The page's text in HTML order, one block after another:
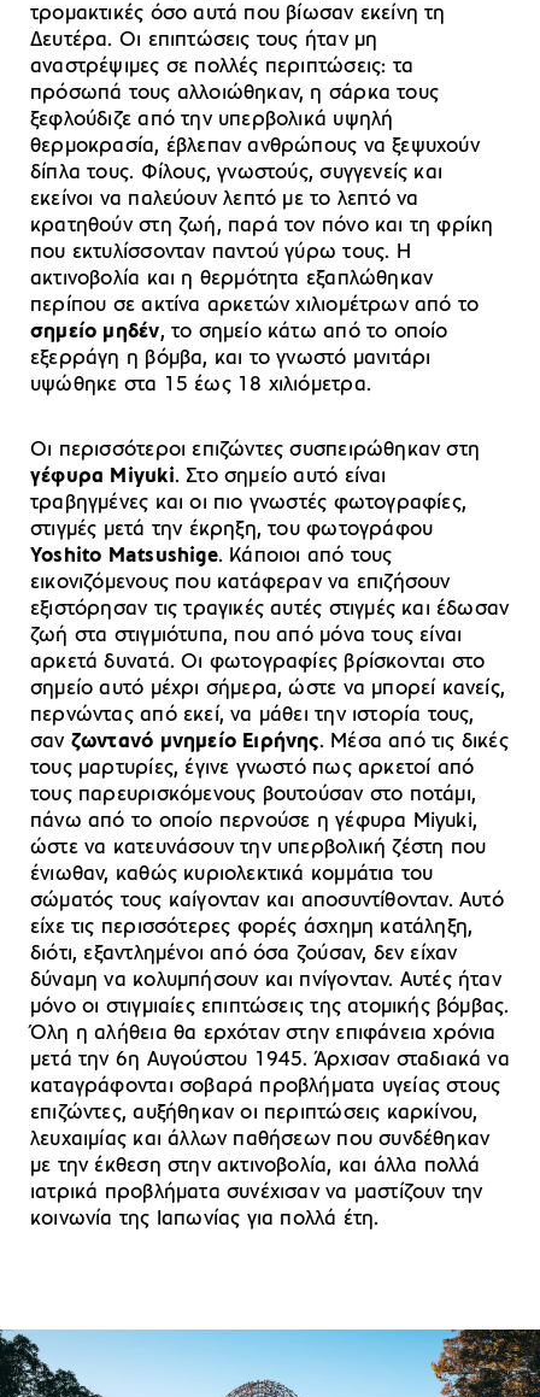
τρομακτικές όσο αυτά που βίωσαν εκείνη τη
Δευτέρα. Οι επιπτώσεις τους ήταν μη
αναστρέψιμες σε πολλές περιπτώσεις: τα
πρόσωπά τους αλλοιώθηκαν, η σάρκα τους
ξεφλούδιζε από την υπερβολικά υψηλή
θερμοκρασία, έβλεπαν ανθρώπους να ξεψυχούν
δίπλα τους. Φίλους, γνωστούς, συγγενείς και
εκείνοι να παλεύουν λεπτό με το λεπτό να
κρατηθούν στη ζωή, παρά τον πόνο και τη φρίκη
που εκτυλίσσονταν παντού γύρω τους. Η
ακτινοβολία και η θερμότητα εξαπλώθηκαν
περίπου σε ακτίνα αρκετών χιλιομέτρων από το
σημείο μηδέν, το σημείο κάτω από το οποίο
εξερράγη η βόμβα, και το γνωστό μανιτάρι
υψώθηκε στα 15 έως 18 χιλιόμετρα.
Οι περισσότεροι επιζώντες συσπειρώθηκαν στη
γέφυρα Miyuki. Στο σημείο αυτό είναι
τραβηγμένες και οι πιο γνωστές φωτογραφίες,
στιγμές μετά την έκρηξη, του φωτογράφου
Yoshito Matsushige. Κάποιοι από τους
εικονιζόμενους που κατάφεραν να επιζήσουν
εξιστόρησαν τις τραγικές αυτές στιγμές και έδωσαν
ζωή στα στιγμιότυπα, που από μόνα τους είναι
αρκετά δυνατά. Οι φωτογραφίες βρίσκονται στο
σημείο αυτό μέχρι σήμερα, ώστε να μπορεί κανείς,
περνώντας από εκεί, να μάθει την ιστορία τους,
σαν ζωντανό μνημείο Ειρήνης. Μέσα από τις δικές
τους μαρτυρίες, έγινε γνωστό πως αρκετοί από
τους παρευρισκόμενους βουτούσαν στο ποτάμι,
πάνω από το οποίο περνούσε η γέφυρα Miyuki,
ώστε να κατευνάσουν την υπερβολική ζέστη που
ένιωθαν, καθώς κυριολεκτικά κομμάτια του
σώματός τους καίγονταν και αποσυντίθονταν. Αυτό
είχε τις περισσότερες φορές άσχημη κατάληξη,
διότι, εξαντλημένοι από όσα ζούσαν, δεν είχαν
δύναμη να κολυμπήσουν και πνίγονταν. Αυτές ήταν
μόνο οι στιγμιαίες επιπτώσεις της ατομικής βόμβας.
Όλη η αλήθεια θα ερχόταν στην επιφάνεια χρόνια
μετά την 6η Αυγούστου 1945. Άρχισαν σταδιακά να
καταγράφονται σοβαρά προβλήματα υγείας στους
επιζώντες, αυξήθηκαν οι περιπτώσεις καρκίνου,
λευχαιμίας και άλλων παθήσεων που συνδέθηκαν
με την έκθεση στην ακτινοβολία, και άλλα πολλά
ιατρικά προβλήματα συνέχισαν να μαστίζουν την
κοινωνία της Ιαπωνίας για πολλά έτη.